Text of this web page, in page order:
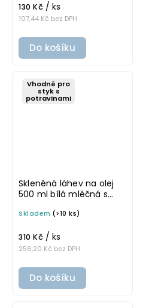
107,44 Kč bez DPH
130 Kč / ks
Do košíku
Vhodné pro
styk s
potravinami
Skleněná láhev na olej
500 ml bílá mléčná s
VILO
Skladem (>10 ks)
256,20 Kč bez DPH
310 Kč / ks
Do košíku